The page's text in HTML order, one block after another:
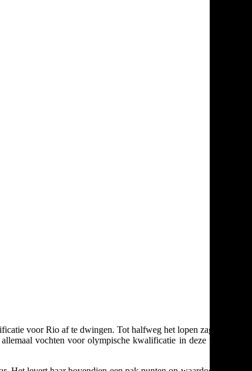
voor Rio af te dwingen. Tot halfweg het lopen zag het er
vochten voor olympische kwalificatie in deze ultieme